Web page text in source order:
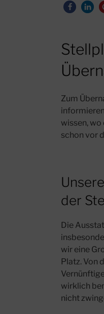
Zum
wissen, wo
schon vor
der
Die
wir eine
Platz. Von
wirklich
nicht